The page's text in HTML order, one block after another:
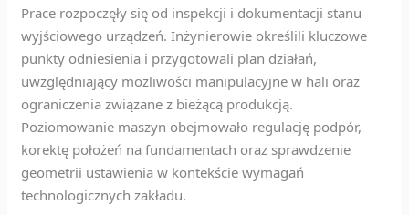
Prace rozpoczęły się od inspekcji i dokumentacji stanu
wyjściowego urządzeń. Inżynierowie określili kluczowe
punkty odniesienia i przygotowali plan działań,
uwzględniający możliwości manipulacyjne w hali oraz
ograniczenia związane z bieżącą produkcją.
Poziomowanie maszyn obejmowało regulację podpór,
korektę położeń na fundamentach oraz sprawdzenie
geometrii ustawienia w kontekście wymagań
technologicznych zakładu.